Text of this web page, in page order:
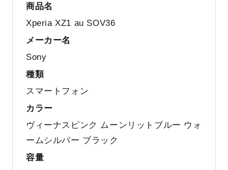
商品名
Xperia XZ1 au SOV36
メーカー名
Sony
種類
スマートフォン
カラー
ヴィーナスピンク ムーンリットブルー ウォ
ームシルバー ブラック
容量